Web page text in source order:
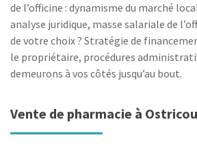
de l’officine : dynamisme du marché
analyse juridique, masse salariale de
de votre choix ? Stratégie de
le propriétaire, procédures
demeurons à vos côtés jusqu’au bout.
Vente de pharmacie à